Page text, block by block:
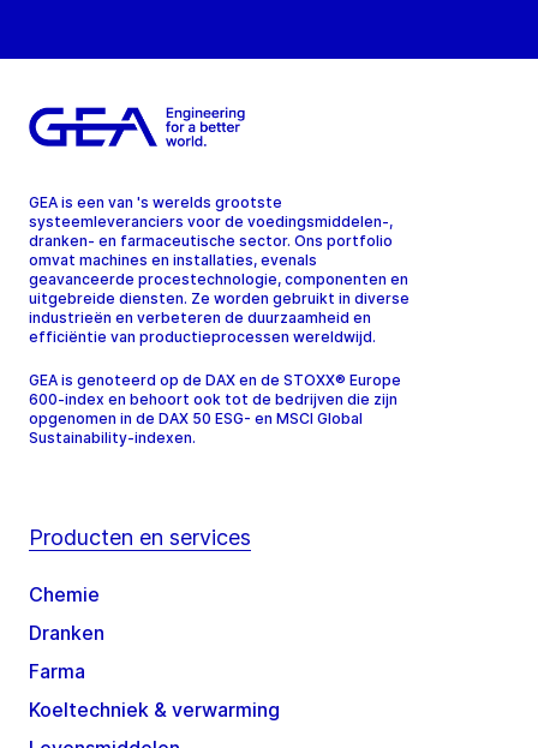
GEA is een van 's werelds grootste
systeemleveranciers voor de voedingsmiddelen-,
dranken- en farmaceutische sector. Ons portfolio
omvat machines en installaties, evenals
geavanceerde procestechnologie, componenten en
uitgebreide diensten. Ze worden gebruikt in diverse
industrieën en verbeteren de duurzaamheid en
efficiëntie van productieprocessen wereldwijd.
GEA is genoteerd op de DAX en de STOXX® Europe
600-index en behoort ook tot de bedrijven die zijn
opgenomen in de DAX 50 ESG- en MSCI Global
Sustainability-indexen.
Producten en services
Chemie
Dranken
Farma
Koeltechniek & verwarming